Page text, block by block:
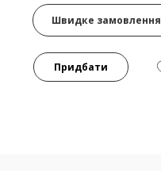
Швидке замовлення
Придбати